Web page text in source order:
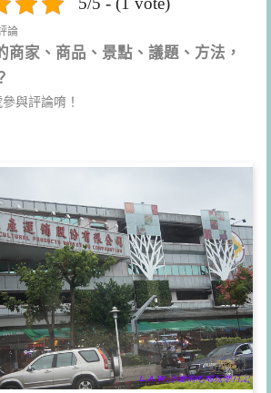
論
商家、商品、景點、議題、方法，
與評論唷！